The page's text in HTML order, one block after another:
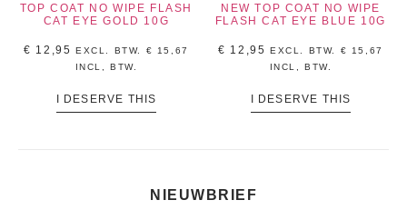
TOP COAT NO WIPE FLASH
CAT EYE GOLD 10G
€ 12,95 EXCL. BTW. €
15,67
INCL, BTW.
I DESERVE THIS
NEW TOP COAT NO WIPE
FLASH CAT EYE BLUE 10G
€ 12,95 EXCL. BTW. €
15,67
INCL, BTW.
I DESERVE THIS
NIEUWBRIEF